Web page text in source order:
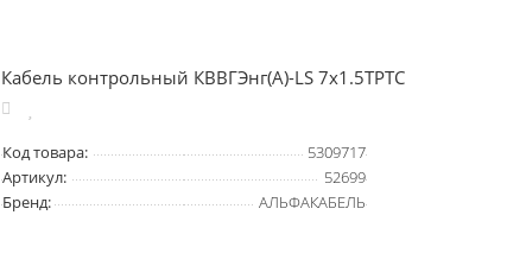
Кабель контрольный КВВГЭнг(А)-LS 7х1.5ТРТС
Код товара:
5309717
Артикул:
52699
Бренд:
АЛЬФАКАБЕЛЬ